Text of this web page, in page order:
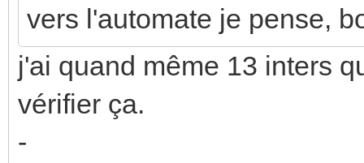
vers l'automate je pense,
j'ai quand même 13 inters
vérifier ça.
-